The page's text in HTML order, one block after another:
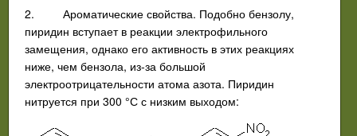
2. Ароматические свойства. Подобно бензолу,
пиридин всту­пает в реакции электрофильного
замещения, однако его активность в этих реакциях
ниже, чем бензола, из-за большой
электроотрицательности атома азота. Пиридин
нитруется при 300 °С с низким выходом: